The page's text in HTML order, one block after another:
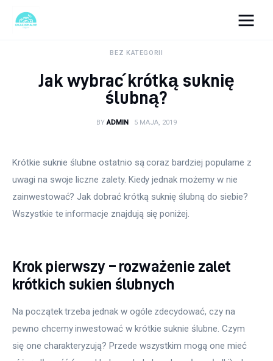
Turystyka
Uroda
BEZ KATEGORII
Jak wybrać krótką suknię
ślubną?
BY ADMIN 5 MAJA, 2019
Krótkie suknie ślubne ostatnio są coraz bardziej popularne z
uwagi na swoje liczne zalety. Kiedy jednak możemy w nie
zainwestować? Jak dobrać krótką suknię ślubną do siebie?
Wszystkie te informacje znajdują się poniżej.
Krok pierwszy – rozważenie zalet
krótkich sukien ślubnych
Na początek trzeba jednak w ogóle zdecydować, czy na
pewno chcemy inwestować w krótkie suknie ślubne. Czym
się one charakteryzują? Przede wszystkim mogą one mieć